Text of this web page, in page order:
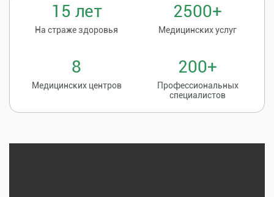
15 лет
На страже здоровья
2500+
Медицинских услуг
8
Медицинских центров
200+
Профессиональных
специалистов